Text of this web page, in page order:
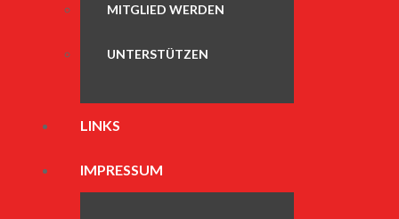
MITGLIED WERDEN
UNTERSTÜTZEN
LINKS
IMPRESSUM